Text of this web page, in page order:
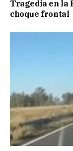
Tragedia en la
choque frontal